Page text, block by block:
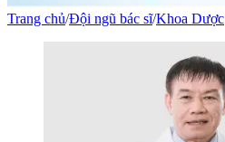
Trang chủ/Đội ngũ bác sĩ/Khoa Dược